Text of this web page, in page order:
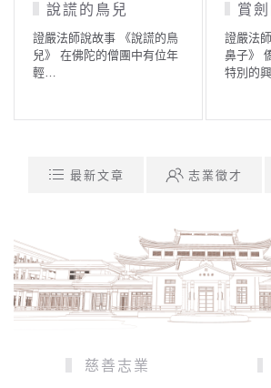
賞劍師的鼻子
證嚴法師說故事 《賞劍師的
鼻子》 僑薩羅國的國王有種
特別的興…
琉
因緣
證嚴法
釋迦族
最新文章 志業徵才
慈善志業